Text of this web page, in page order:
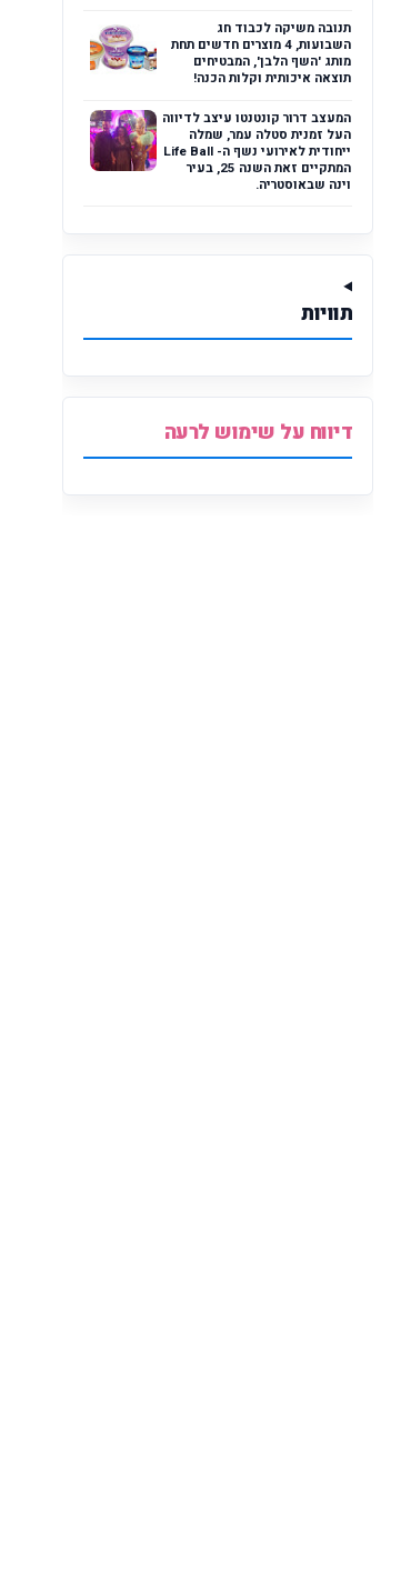
תנובה משיקה לכבוד חג
השבועות, 4 מוצרים חדשים תחת
מותג 'השף הלבן', המבטיחים
תוצאה איכותית וקלות הכנה!
המעצב דרור קונטנטו עיצב לדיווה
העל זמנית סטלה עמר, שמלה
ייחודית לאירועי נשף ה- Life Ball
המתקיים זאת השנה 25, בעיר
וינה שבאוסטריה.
תוויות
דיווח על שימוש לרעה